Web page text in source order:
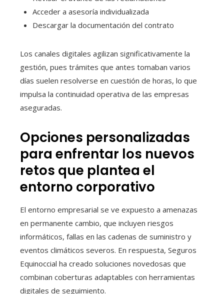
Acceder a asesoría individualizada
Descargar la documentación del contrato
Los canales digitales agilizan significativamente la
gestión, pues trámites que antes tomaban varios
días suelen resolverse en cuestión de horas, lo que
impulsa la continuidad operativa de las empresas
aseguradas.
Opciones personalizadas
para enfrentar los nuevos
retos que plantea el
entorno corporativo
El entorno empresarial se ve expuesto a amenazas
en permanente cambio, que incluyen riesgos
informáticos, fallas en las cadenas de suministro y
eventos climáticos severos. En respuesta, Seguros
Equinoccial ha creado soluciones novedosas que
combinan coberturas adaptables con herramientas
digitales de seguimiento.